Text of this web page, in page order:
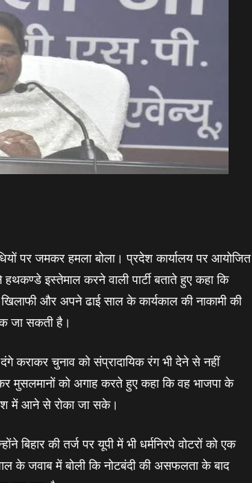
पर जमकर हमला बोला। प्रदेश कार्यालय पर आयोजित
हथकण्‍डे इस्‍तेमाल करने वाली पार्टी बताते हुए कहा कि
खिलाफी और अपने ढाई साल के कार्यकाल की नाकामी की
जा सकती है।
कराकर चुनाव को संप्रादायिक रंग भी देने से नहीं
मुसलमानों को अगाह करते हुए कहा कि वह भाजपा के
में आने से रोका जा सके।
बिहार की तर्ज पर यूपी में भी धर्मनिरपे वोटरों को एक
के जवाब में बोली कि नोटबंदी की असफलता के बाद